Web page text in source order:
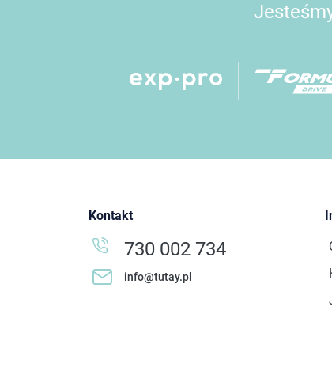
Kontakt
730 002 734
info@tutay.pl